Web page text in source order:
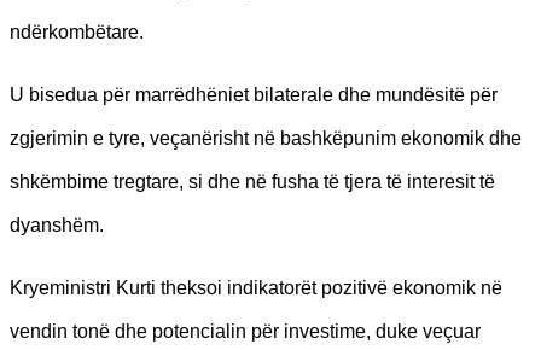
ndërkombëtare.
U bisedua për marrëdhëniet bilaterale dhe mundësitë për
zgjerimin e tyre, veçanërisht në bashkëpunim ekonomik dhe
shkëmbime tregtare, si dhe në fusha të tjera të interesit të
dyanshëm.
Kryeministri Kurti theksoi indikatorët pozitivë ekonomik në
vendin tonë dhe potencialin për investime, duke veçuar